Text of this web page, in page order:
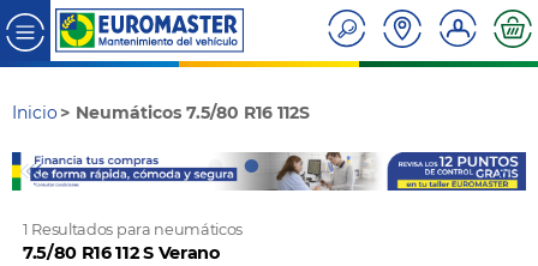
Inicio Neumáticos 7.5/80 R16 112S
1 Resultados para neumáticos
7.5/80 R16 112 S Verano